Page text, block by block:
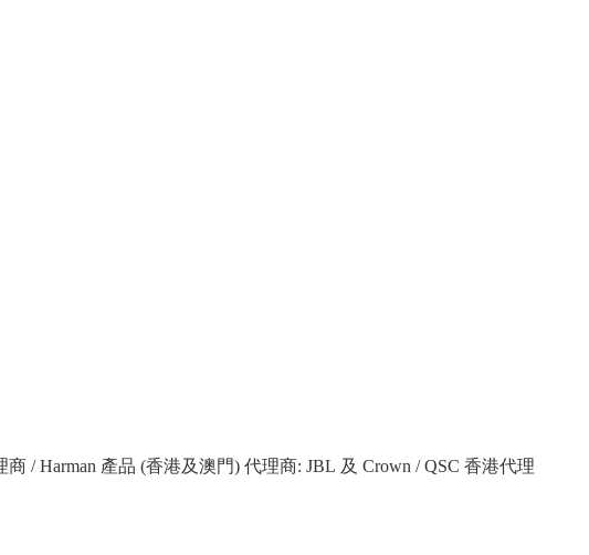
/ Harman 產品 (香港及澳門) 代理商: JBL 及 Crown / QSC 香港代理